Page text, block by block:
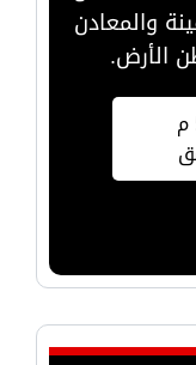
والمعادن
الأرض.